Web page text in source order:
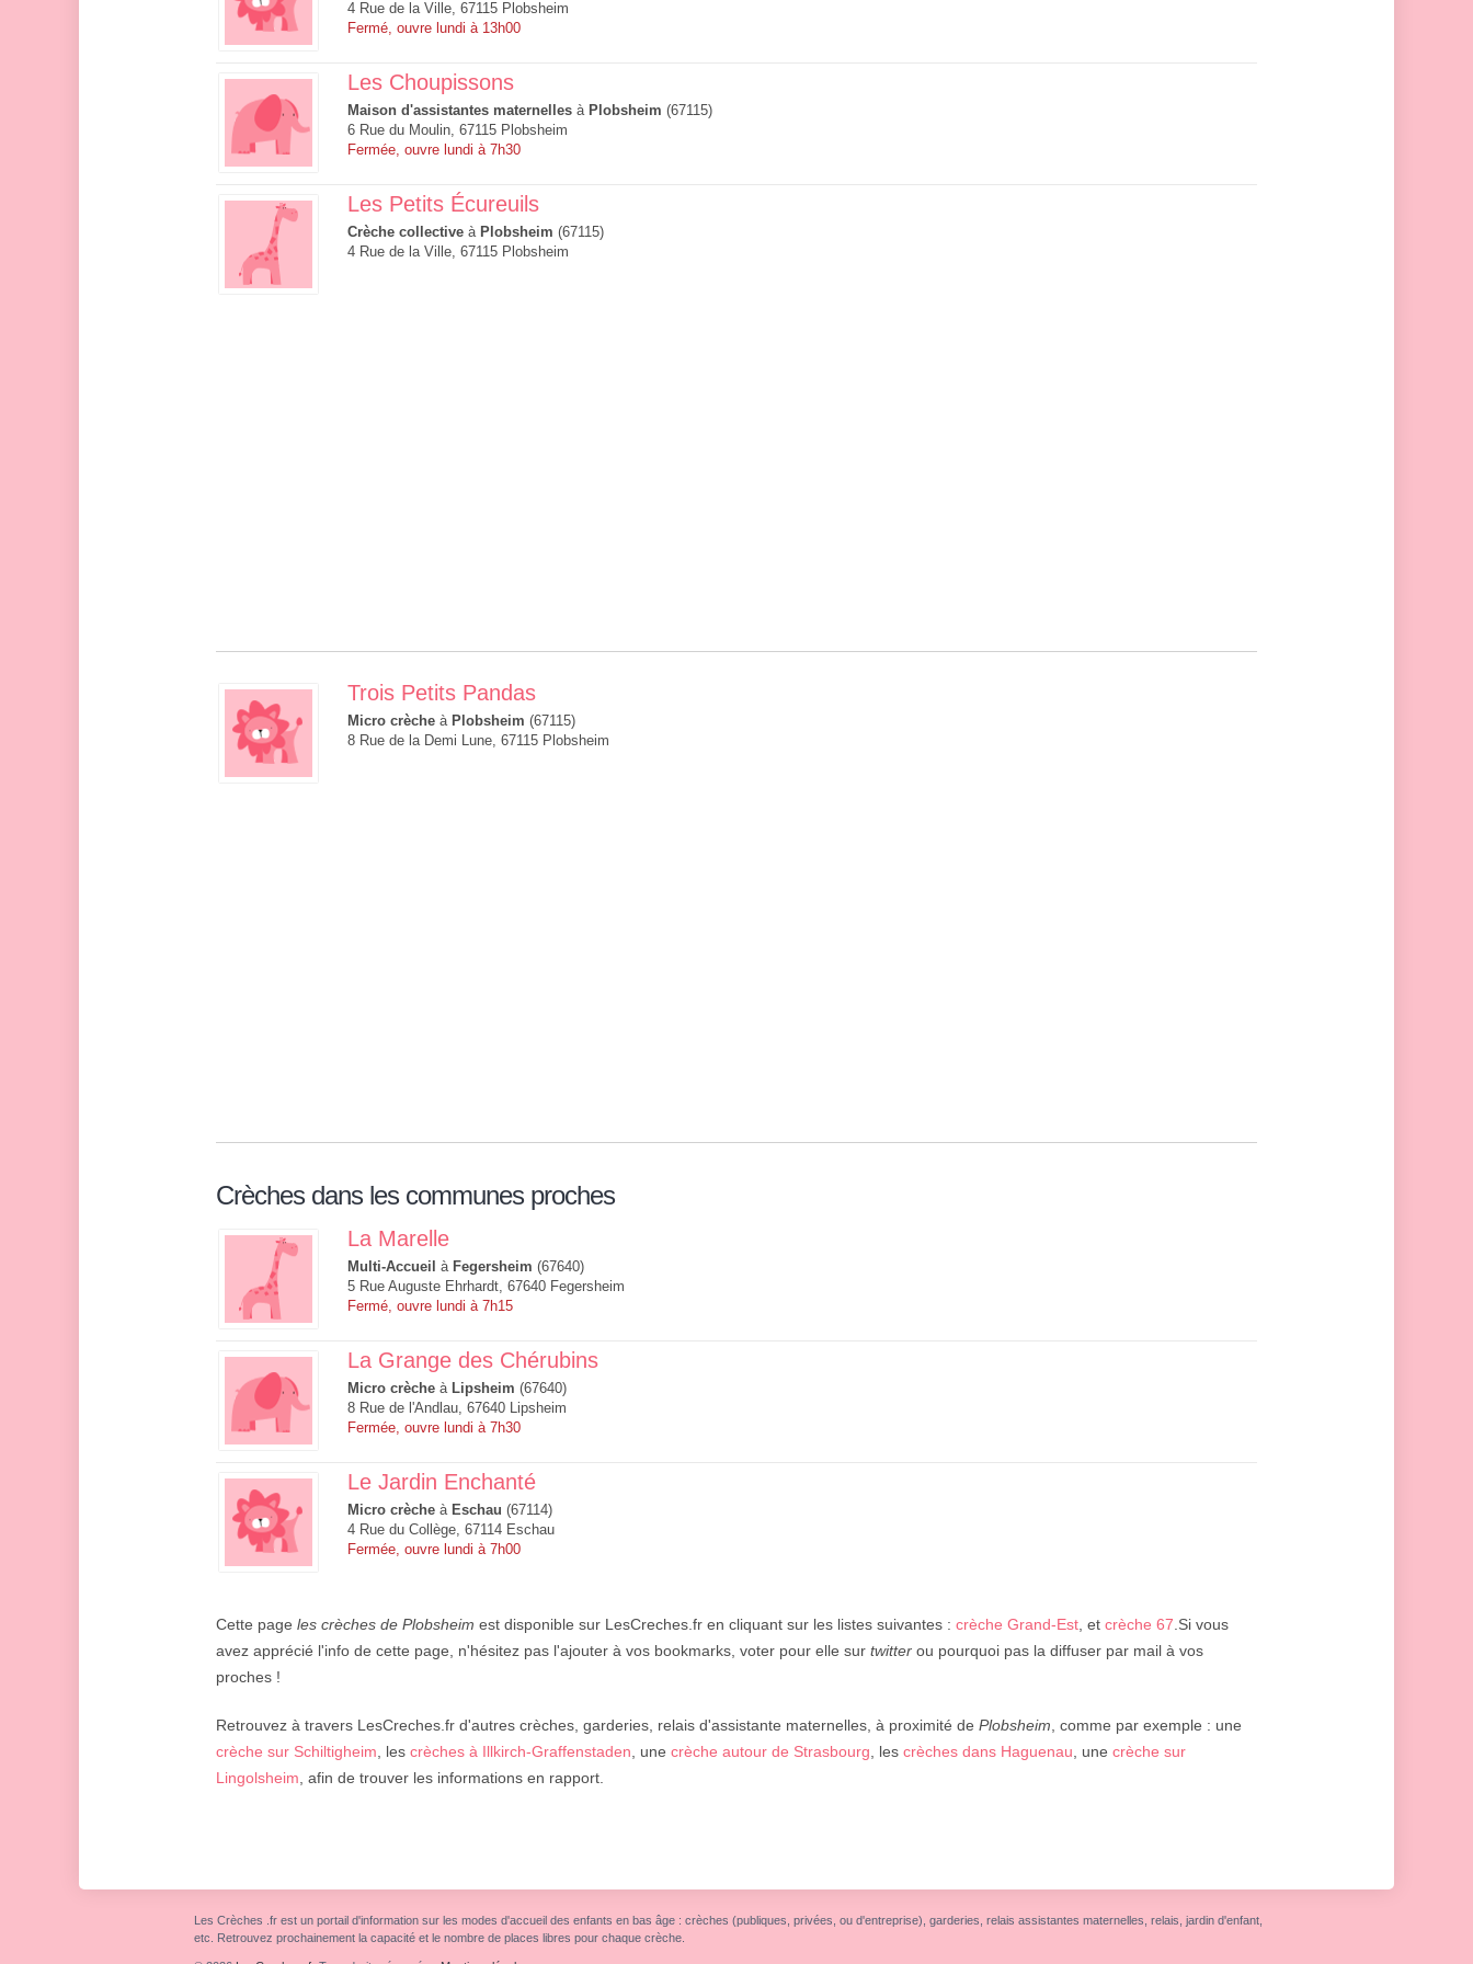
4 Rue de la Ville, 67115 Plobsheim
Fermé, ouvre lundi à 13h00
Les Choupissons
Maison d'assistantes maternelles à Plobsheim (67115)
6 Rue du Moulin, 67115 Plobsheim
Fermée, ouvre lundi à 7h30
Les Petits Écureuils
Crèche collective à Plobsheim (67115)
4 Rue de la Ville, 67115 Plobsheim
Trois Petits Pandas
Micro crèche à Plobsheim (67115)
8 Rue de la Demi Lune, 67115 Plobsheim
Crèches dans les communes proches
La Marelle
Multi-Accueil à Fegersheim (67640)
5 Rue Auguste Ehrhardt, 67640 Fegersheim
Fermé, ouvre lundi à 7h15
La Grange des Chérubins
Micro crèche à Lipsheim (67640)
8 Rue de l'Andlau, 67640 Lipsheim
Fermée, ouvre lundi à 7h30
Le Jardin Enchanté
Micro crèche à Eschau (67114)
4 Rue du Collège, 67114 Eschau
Fermée, ouvre lundi à 7h00
Cette page les crèches de Plobsheim est disponible sur LesCreches.fr en cliquant sur les listes suivantes : crèche Grand-Est , et crèche 67 .Si vous
avez apprécié l'info de cette page, n'hésitez pas l'ajouter à vos bookmarks, voter pour elle sur twitter ou pourquoi pas la diffuser par mail à vos
proches !
Retrouvez à travers LesCreches.fr d'autres crèches, garderies, relais d'assistante maternelles, à proximité de Plobsheim , comme par exemple : une
crèche sur Schiltigheim , les crèches à Illkirch-Graffenstaden , une crèche autour de Strasbourg , les crèches dans Haguenau , une crèche sur
Lingolsheim , afin de trouver les informations en rapport.
Les Crèches .fr est un portail d'information sur les modes d'accueil des enfants en bas âge : crèches (publiques, privées, ou d'entreprise), garderies, relais assistantes maternelles, relais, jardin d'enfant,
etc. Retrouvez prochainement la capacité et le nombre de places libres pour chaque crèche.